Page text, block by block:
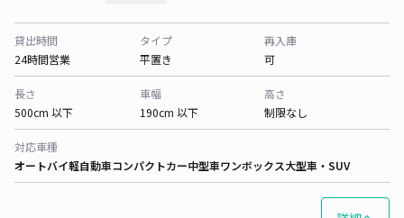
貸出時間
24時間営業
タイプ
平置き
再入庫
可
長さ
500cm 以下
車幅
190cm 以下
高さ
制限なし
対応車種
オートバイ軽自動車コンパクトカー中型車ワンボックス大型車・SUV